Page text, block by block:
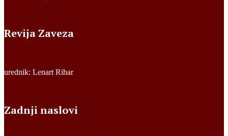
Revija Zaveza
urednik: Lenart Rihar
Zadnji naslovi